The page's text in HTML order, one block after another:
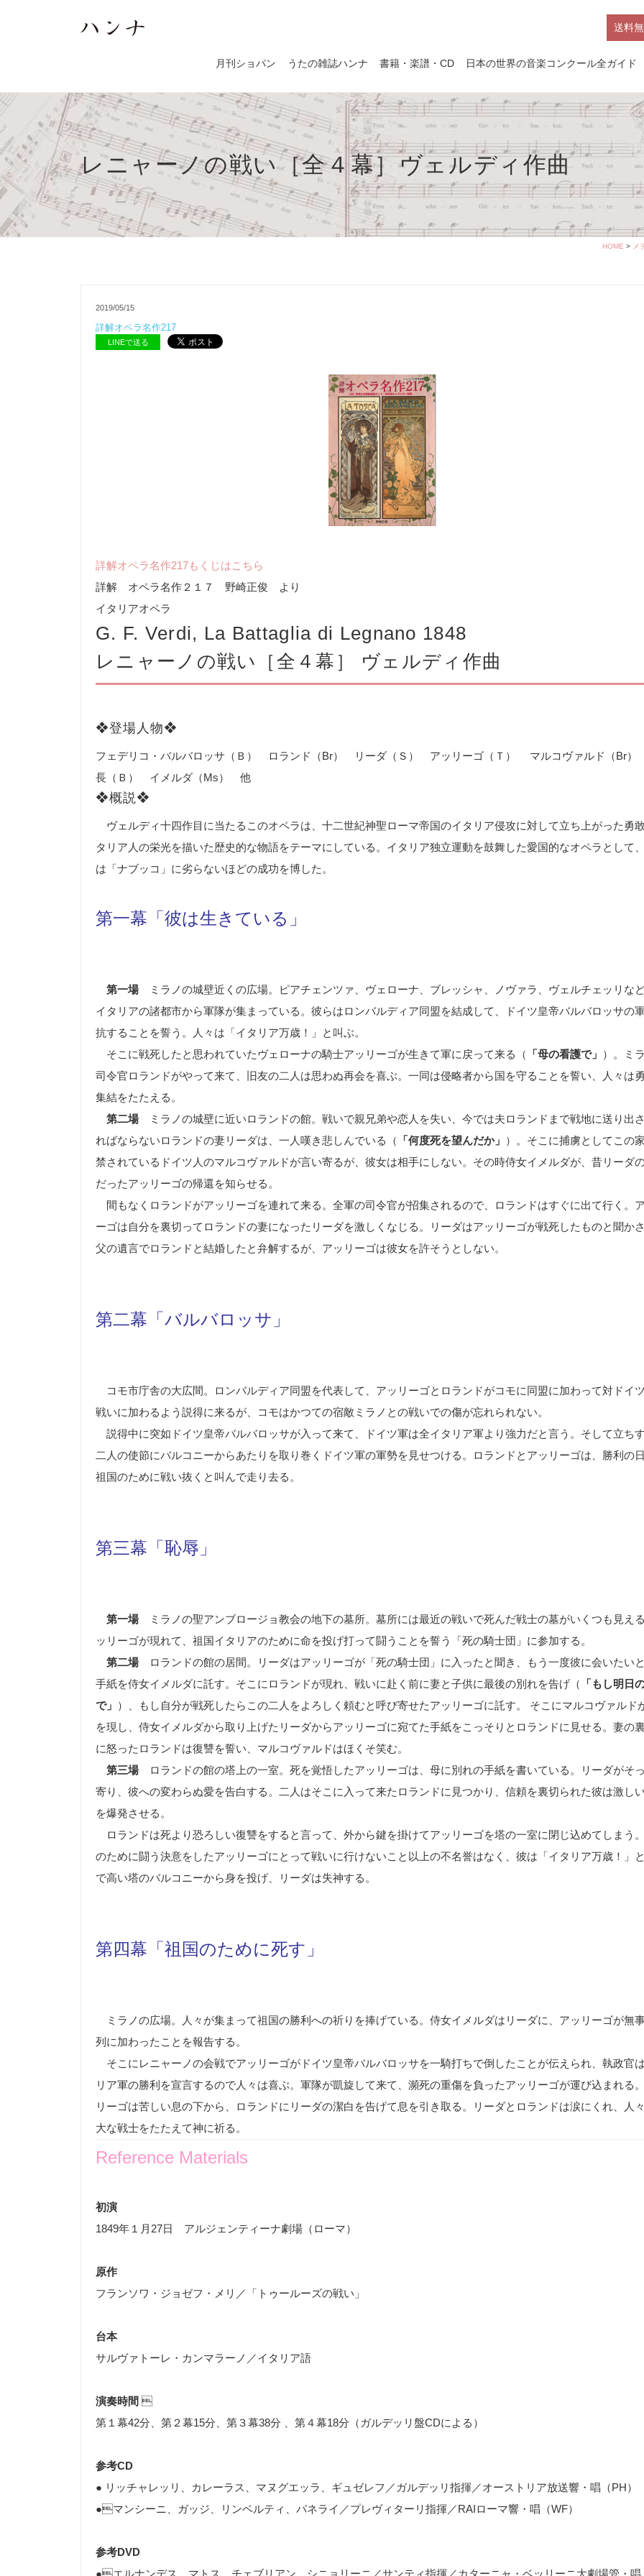
送料
月刊ショパン うたの雑誌ハンナ 書籍・楽譜・CD 日本の世界の音楽コンクール全ガイド
レニャーノの戦い［全４幕］ヴェルディ作曲
HOME > メ
2019/05/15
詳解オペラ名作217
LINEで送る
詳解オペラ名作217もくじはこちら
詳解 オペラ名作２１７ 野崎正俊 より
イタリアオペラ
G. F. Verdi, La Battaglia di Legnano 1848
レニャーノの戦い［全４幕］ ヴェルディ作曲
❖登場人物❖
フェデリコ・バルバロッサ（Ｂ） ロランド（Br） リーダ（Ｓ） アッリーゴ（Ｔ） マルコヴァルド（Br
長（Ｂ） イメルダ（Ms） 他
❖概説❖
ヴェルディ十四作目に当たるこのオペラは、十二世紀神聖ローマ帝国のイタリア侵攻に対して立ち上がった勇
タリア人の栄光を描いた歴史的な物語をテーマにしている。イタリア独立運動を鼓舞した愛国的なオペラとして
は「ナブッコ」に劣らないほどの成功を博した。
第一幕「彼は生きている」
第一場ミラノの城壁近くの広場。ピアチェンツァ、ヴェローナ、ブレッシャ、ノヴァラ、ヴェルチェッリな
イタリアの諸都市から軍隊が集まっている。彼らはロンバルディア同盟を結成して、ドイツ皇帝バルバロッサの
抗することを誓う。人々は「イタリア万歳！」と叫ぶ。
そこに戦死したと思われていたヴェローナの騎士アッリーゴが生きて軍に戻って来る（
「母の看護で」 ）。ミ
司令官ロランドがやって来て、旧友の二人は思わぬ再会を喜ぶ。一同は侵略者から国を守ることを誓い、人々は
集結をたたえる。
第二場ミラノの城壁に近いロランドの館。戦いで親兄弟や恋人を失い、今では夫ロランドまで戦地に送り出
ればならないロランドの妻リーダは、一人嘆き悲しんでいる（
「何度死を望んだか」 ）。そこに捕虜としてこの
禁されているドイツ人のマルコヴァルドが言い寄るが、彼女は相手にしない。その時侍女イメルダが、昔リーダ
だったアッリーゴの帰還を知らせる。
間もなくロランドがアッリーゴを連れて来る。全軍の司令官が招集されるので、ロランドはすぐに出て行く。
ーゴは自分を裏切ってロランドの妻になったリーダを激しくなじる。リーダはアッリーゴが戦死したものと聞かさ
父の遺言でロランドと結婚したと弁解するが、アッリーゴは彼女を許そうとしない。
第二幕「バルバロッサ」
コモ市庁舎の大広間。ロンバルディア同盟を代表して、アッリーゴとロランドがコモに同盟に加わって対ドイ
戦いに加わるよう説得に来るが、コモはかつての宿敵ミラノとの戦いでの傷が忘れられない。
説得中に突如ドイツ皇帝バルバロッサが入って来て、ドイツ軍は全イタリア軍より強力だと言う。そして立ち
二人の使節にバルコニーからあたりを取り巻くドイツ軍の軍勢を見せつける。ロランドとアッリーゴは、勝利の
祖国のために戦い抜くと叫んで走り去る。
第三幕「恥辱」
第一場ミラノの聖アンブロージョ教会の地下の墓所。墓所には最近の戦いで死んだ戦士の墓がいくつも見え
ッリーゴが現れて、祖国イタリアのために命を投げ打って闘うことを誓う「死の騎士団」に参加する。
第二場ロランドの館の居間。リーダはアッリーゴが「死の騎士団」に入ったと聞き、もう一度彼に会いたい
手紙を侍女イメルダに託す。そこにロランドが現れ、戦いに赴く前に妻と子供に最後の別れを告げ（
「もし明日
で」 ）、もし自分が戦死したらこの二人をよろしく頼むと呼び寄せたアッリーゴに託す。 そこにマルコヴァルド
を現し、侍女イメルダから取り上げたリーダからアッリーゴに宛てた手紙をこっそりとロランドに見せる。妻の
に怒ったロランドは復讐を誓い、マルコヴァルドはほくそ笑む。
第三場ロランドの館の塔上の一室。死を覚悟したアッリーゴは、母に別れの手紙を書いている。リーダがそ
寄り、彼への変わらぬ愛を告白する。二人はそこに入って来たロランドに見つかり、信頼を裏切られた彼は激し
を爆発させる。
ロランドは死より恐ろしい復讐をすると言って、外から鍵を掛けてアッリーゴを塔の一室に閉じ込めてしまう
のために闘う決意をしたアッリーゴにとって戦いに行けないこと以上の不名誉はなく、彼は「イタリア万歳！」
で高い塔のバルコニーから身を投げ、リーダは失神する。
第四幕「祖国のために死す」
ミラノの広場。人々が集まって祖国の勝利への祈りを捧げている。侍女イメルダはリーダに、アッリーゴが無
列に加わったことを報告する。
そこにレニャーノの会戦でアッリーゴがドイツ皇帝バルバロッサを一騎打ちで倒したことが伝えられ、執政官
リア軍の勝利を宣言するので人々は喜ぶ。軍隊が凱旋して来て、瀕死の重傷を負ったアッリーゴが運び込まれる
リーゴは苦しい息の下から、ロランドにリーダの潔白を告げて息を引き取る。リーダとロランドは涙にくれ、人
大な戦士をたたえて神に祈る。
Reference Materials
初演
1849年１月27日 アルジェンティーナ劇場（ローマ）
原作
フランソワ・ジョゼフ・メリ／「トゥールーズの戦い」
台本
サルヴァトーレ・カンマラーノ／イタリア語
演奏時間 
第１幕42分、第２幕15分、第３幕38分 、第４幕18分（ガルデッリ盤CDによる）
参考CD
● リッチャレッリ、カレーラス、マヌグエッラ、ギュゼレフ／ガルデッリ指揮／オーストリア放送響・唱（PH）
●マンシーニ、ガッジ、リンベルティ、パネライ／プレヴィターリ指揮／RAIローマ響・唱（WF）
参考DVD
●エルナンデス、マトス、チェブリアン、シニョリーニ／サンティ指揮／カターニャ・ベッリーニ大劇場管・唱